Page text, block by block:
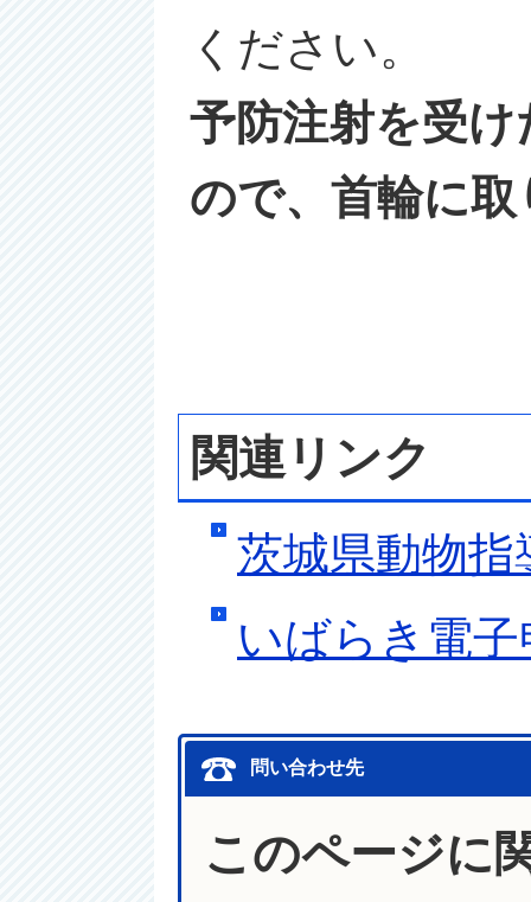
ください。
予防注射を受
ので、首輪に
関連リンク
茨城県動物
いばらき電
問い合わせ先
このページに